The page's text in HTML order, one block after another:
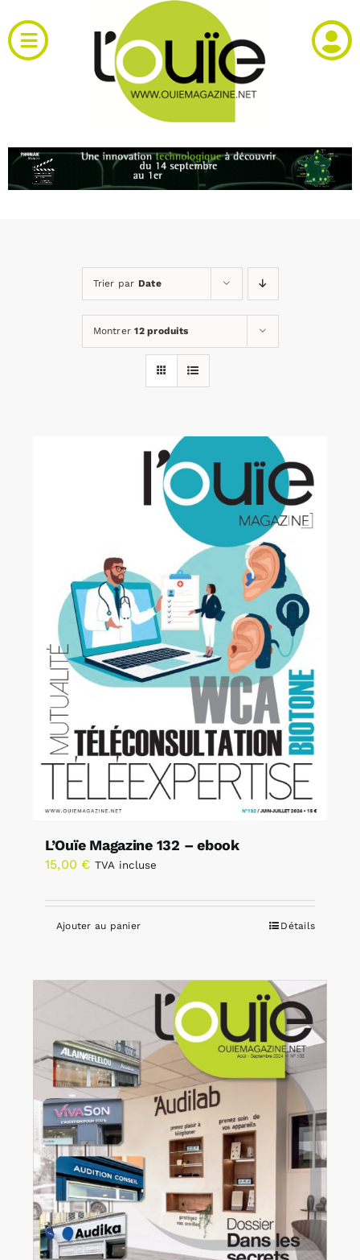
au
contenu
Toggle
Navigation
RH et emploi
Trier par Date
Montrer12 produits
L’Ouïe Magazine 132 – ebook
15,00 € TVA incluse
Ajouter au panier Détails